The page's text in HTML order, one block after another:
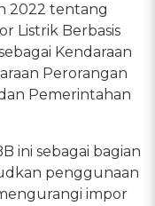
2022 tentang
Listrik Berbasis
Kendaraan
Perorangan
Pemerintahan
ini sebagai bagian
penggunaan
impor